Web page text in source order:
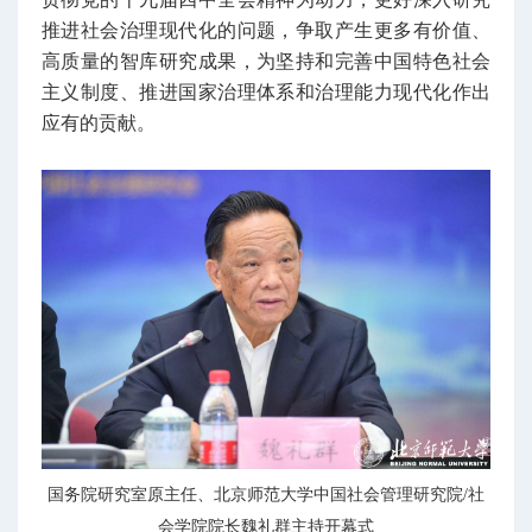
推进社会治理现代化的问题，争取产生更多有价值、
高质量的智库研究成果，为坚持和完善中国特色社会
主义制度、推进国家治理体系和治理能力现代化作出
应有的贡献。
国务院研究室原主任、北京师范大学中国社会管理研究院/社
会学院院长魏礼群主持开幕式